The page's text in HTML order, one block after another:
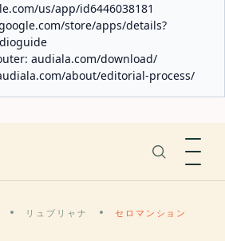
us/app/id6446038181
store/apps/details?
audiala.com/download/
about/editorial-process/
リュブリャナ セロマンション